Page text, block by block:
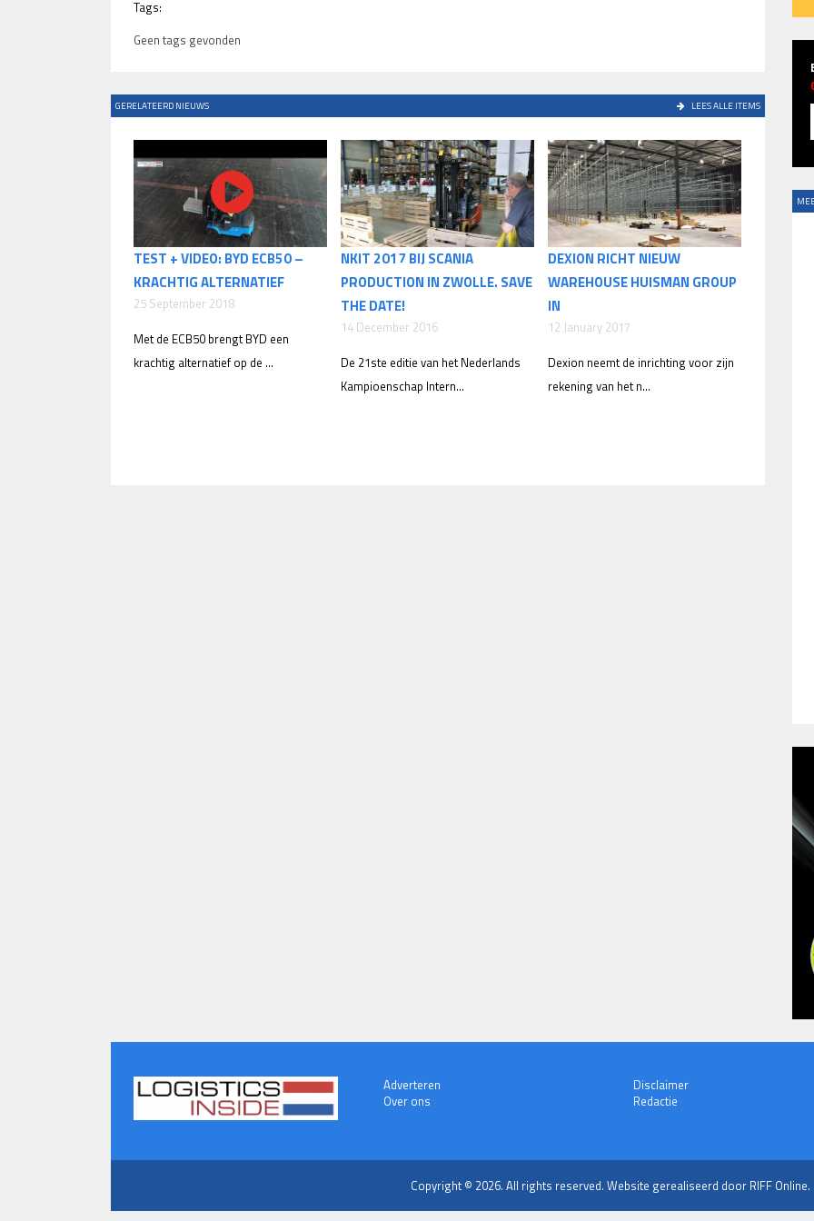
Tags:
Geen tags gevonden
GERELATEERD NIEUWS LEES ALLE ITEMS
TEST + VIDEO: BYD ECB50 –
KRACHTIG ALTERNATIEF
25 September 2018
Met de ECB50 brengt BYD een
krachtig alternatief op de ...
NKIT 2017 BIJ SCANIA
PRODUCTION IN ZWOLLE. SAVE
THE DATE!
14 December 2016
De 21ste editie van het Nederlands
Kampioenschap Intern...
DEXION RICHT NIEUW
WAREHOUSE HUISMAN GROUP
IN
12 January 2017
Dexion neemt de inrichting voor zijn
rekening van het n...
Adverteren
Over ons
Disclaimer
Redactie
Copyright © 2026. All rights reserved. Website gerealiseerd door RIFF Online.